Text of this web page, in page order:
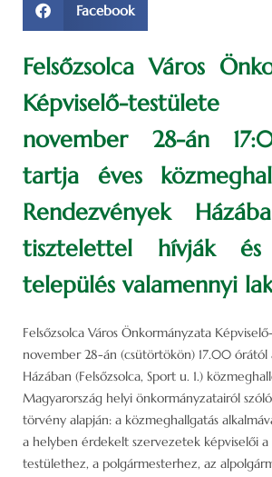
Facebook
Felsőzsolca Város
Képviselő-
november 28-án
tartja éves
Rendezvények
tisztelettel hívják
település valamennyi
Felsőzsolca Város Önkormányzata
november 28-án (csütörtökön) 17.00 órától
Házában (Felsőzsolca, Sport u. 1.)
Magyarország helyi önkormányzatairól
törvény alapján: a közmeghallgatás
a helyben érdekelt szervezetek képviselői a
testülethez, a polgármesterhez, az